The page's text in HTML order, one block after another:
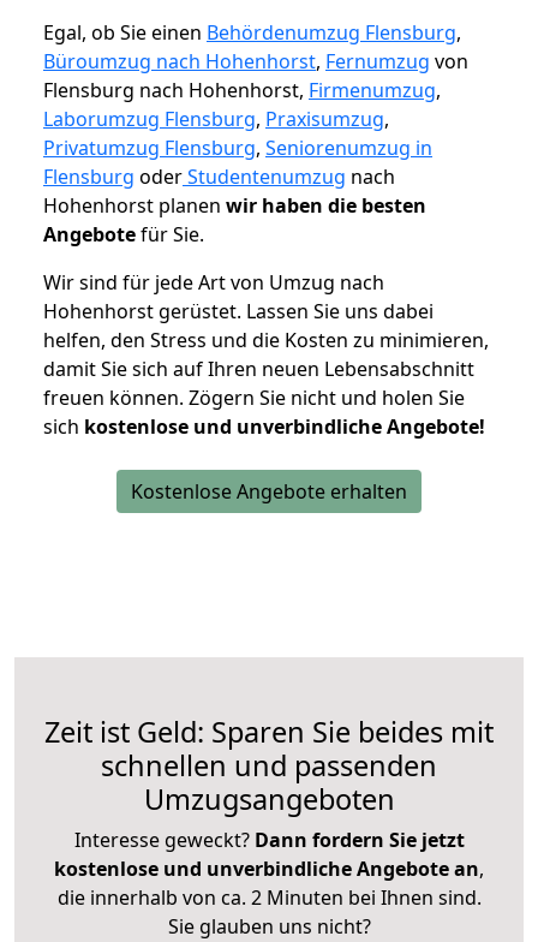
Egal, ob Sie einen Behördenumzug Flensburg,
Büroumzug nach Hohenhorst, Fernumzug von
Flensburg nach Hohenhorst, Firmenumzug,
Laborumzug Flensburg, Praxisumzug,
Privatumzug Flensburg, Seniorenumzug in
Flensburg oderStudentenumzug nach
Hohenhorst planen wir haben die besten
Angebotefür Sie.
Wir sind für jede Art von Umzug nach
Hohenhorst gerüstet. Lassen Sie uns dabei
helfen, den Stress und die Kosten zu minimieren,
damit Sie sich auf Ihren neuen Lebensabschnitt
freuen können. Zögern Sie nicht und holen Sie
sich kostenlose und unverbindliche Angebote!
Kostenlose Angebote erhalten
Zeit ist Geld: Sparen Sie beides mit
schnellen und passenden
Umzugsangeboten
Interesse geweckt? Dann fordern Sie jetzt
kostenlose und unverbindliche Angebote an,
die innerhalb von ca. 2 Minuten bei Ihnen sind.
Sie glauben uns nicht?